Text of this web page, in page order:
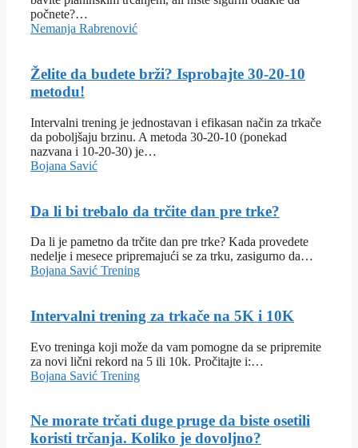
počnete?…
Nemanja Rabrenović
Želite da budete brži? Isprobajte 30-20-10
metodu!
Intervalni trening je jednostavan i efikasan način za trkače
da poboljšaju brzinu. A metoda 30-20-10 (ponekad
nazvana i 10-20-30) je…
Bojana Savić
Da li bi trebalo da trčite dan pre trke?
Da li je pametno da trčite dan pre trke? Kada provedete
nedelje i mesece pripremajući se za trku, zasigurno da…
Bojana Savić Trening
Intervalni trening za trkače na 5K i 10K
Evo treninga koji može da vam pomogne da se pripremite
za novi lični rekord na 5 ili 10k. Pročitajte i:…
Bojana Savić Trening
Ne morate trčati duge pruge da biste osetili
koristi trčanja. Koliko je dovoljno?